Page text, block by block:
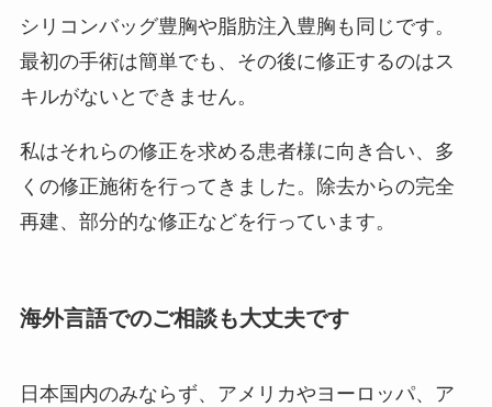
シリコンバッグ豊胸や脂肪注入豊胸も同じです。
最初の手術は簡単でも、その後に修正するのはス
キルがないとできません。
私はそれらの修正を求める患者様に向き合い、多
くの修正施術を行ってきました。除去からの完全
再建、部分的な修正などを行っています。
海外言語でのご相談も大丈夫です
日本国内のみならず、アメリカやヨーロッパ、ア